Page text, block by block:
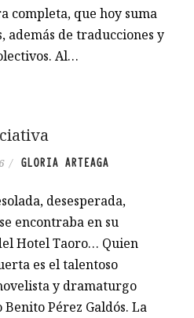
completa, que hoy suma
además de traducciones y
Al…
/ GLORIA ARTEAGA
desesperada,
encontraba en su
Hotel Taoro… Quien
es el talentoso
y dramaturgo
Pérez Galdós. La